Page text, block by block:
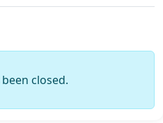
closed.